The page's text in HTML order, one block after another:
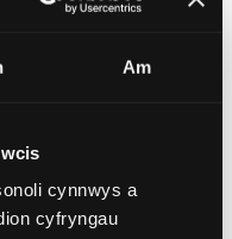
Am
cynnwys a
cyfryngau
Addysg ym
chyfunol o lawenydd
a gynigir gan y
gwahodd ailystyried